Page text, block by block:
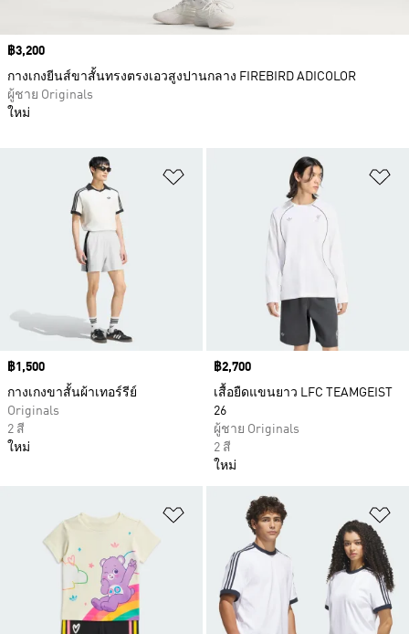
เพิ่มไปยังรายการสินค้าโปรด
Price
฿1,500
กางเกงขาสั้นผ้าเทอร์รีย์
Originals
2 สี
ใหม่
Price
฿2,700
เสื้อยืดแขนยาว LFC TEAMGEIST
26
ผู้ชาย Originals
2 สี
ใหม่
เพิ่มไปยังรายการสินค้าโปรด
Price
฿3,200
กางเกงยีนส์ขาสั้นทรงตรงเอวสูงปานกลาง FIREBIRD ADICOLOR
ผู้ชาย Originals
ใหม่